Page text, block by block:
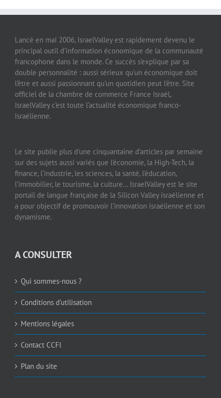
Lancé en mai 2006, IsraelValley est rapidement devenu le
principal outil d’information économique de la communauté
francophone dans le monde. Ce succès s’explique par sa
double personnalité : aussi sérieux qu’un économique doit
l’être et aussi passionnant qu’un quotidien peut l’être. Site
officiel de la chambre de commerce France Israël,
IsraelValley c’est toute l’actualité économique franco-
israélienne.
Le site publie plus d’une cinquantaine d’articles par semaine
sur des sujets aussi variés que l’économie, la High-Tech, la
finance, l’industrie, les sciences, la santé, l’éducation,
l’immobilier, le tourisme, la culture… IsraelValley est le site
portail de langue française de la Silicon Valley israélienne et
a pour objectif de promouvoir l’innovation israélienne et son
dynamisme.
A CONSULTER
Qui sommes-nous ?
Conditions d’utilisation
Mentions légales
Contact CCFI
Plan du site